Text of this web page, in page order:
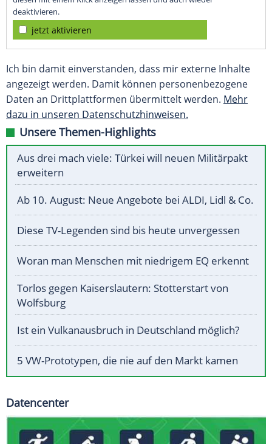
deaktivieren.
jetzt aktivieren
Ich bin damit einverstanden, dass mir externe Inhalte
angezeigt werden. Damit können personenbezogene
Daten an Drittplattformen übermittelt werden. Mehr
dazu in unseren Datenschutzhinweisen.
Unsere Themen-Highlights
Aus drei mach viele: Türkei will neuen Militärpakt
erweitern
Ab 10. August: Neue Angebote bei ALDI, Lidl & Co.
Diese TV-Legenden sind bis heute unvergessen
Woran man Menschen mit niedrigem EQ erkennt
Torlos gegen Kaiserslautern: Stotterstart von
Wolfsburg
Ist ein Vulkanausbruch in Deutschland möglich?
5 VW-Prototypen, die nie auf den Markt kamen
Datencenter